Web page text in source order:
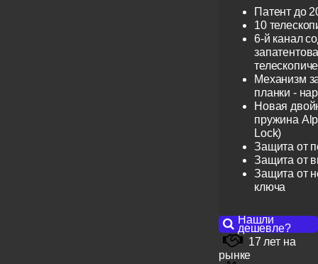
Патент до
10
6-й канал
Механизм
планки -
Новая
пружина
Lock)
Защита от
Защита от
Защита от
ключа
Нашли
дешевле?
17 лет на
рынке